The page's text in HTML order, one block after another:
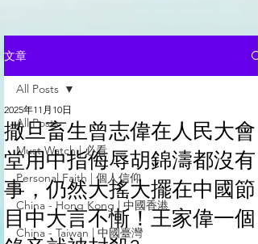
文章
All Posts
Must Watch | 必看
Personal Faith | 個人信仰
China - Hong Kong | 中國香港
China - Taiwan | 中國臺灣
All Posts
撒旦畜生曾志偉在人民大會
堂用中指侮辱胡錦濤都沒有
事，仍然大搖大擺在中國節
目中大言不慚！王家偉一個
2025年11月10日